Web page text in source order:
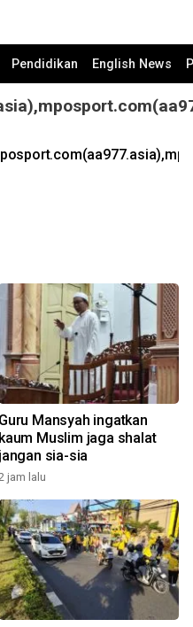
Pendidikan English News
Guru Mansyah ingatkan
kaum Muslim jaga shalat
jangan sia-sia
jam lalu